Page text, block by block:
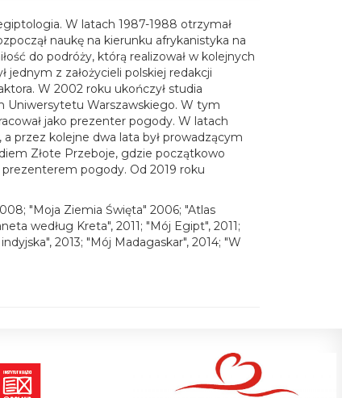
W latach 1987-1988 otrzymał
naukę na kierunku afrykanistyka na
do podróży, którą realizował w kolejnych
z założycieli polskiej redakcji
W 2002 roku ukończył studia
Warszawskiego. W tym
jako prezenter pogody. W latach
przez kolejne dwa lata był prowadzącym
Złote Przeboje, gdzie początkowo
prezenterem pogody. Od 2019 roku
"Moja Ziemia Święta" 2006; "Atlas
według Kreta", 2011; "Mój Egipt", 2011;
2013; "Mój Madagaskar", 2014; "W